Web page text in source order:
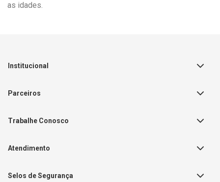
as idades.
Institucional
Sobre a Empresa
Política de Vendas
Catálogos de Produtos
Parceiros
Teste Maeztra
Editorial Patmos
FAECAD
Trabalhe Conosco
Fale Conosco
Nossas Lojas
Atendimento
17:30h
Selos de Segurança